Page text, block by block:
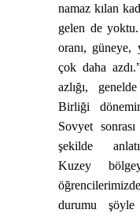
namaz kılan
gelen de
oranı, güneye,
çok daha
azlığı,
Birliği
Sovyet
şekilde
Kuzey
durumu şöyle